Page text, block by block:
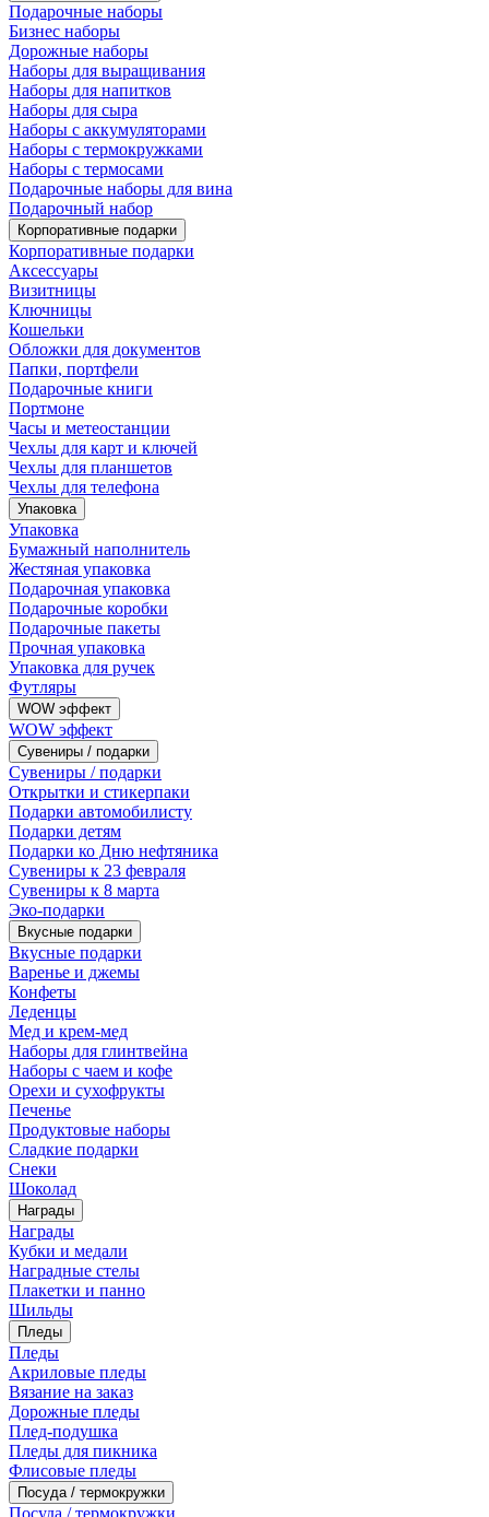
Подарочные наборы
Бизнес наборы
Дорожные наборы
Наборы для выращивания
Наборы для напитков
Наборы для сыра
Наборы с аккумуляторами
Наборы с термокружками
Наборы с термосами
Подарочные наборы для вина
Подарочный набор
Корпоративные подарки
Корпоративные подарки
Аксессуары
Визитницы
Ключницы
Кошельки
Обложки для документов
Папки, портфели
Подарочные книги
Портмоне
Часы и метеостанции
Чехлы для карт и ключей
Чехлы для планшетов
Чехлы для телефона
Упаковка
Упаковка
Бумажный наполнитель
Жестяная упаковка
Подарочная упаковка
Подарочные коробки
Подарочные пакеты
Прочная упаковка
Упаковка для ручек
Футляры
WOW эффект
WOW эффект
Сувениры / подарки
Сувениры / подарки
Открытки и стикерпаки
Подарки автомобилисту
Подарки детям
Подарки ко Дню нефтяника
Сувениры к 23 февраля
Сувениры к 8 марта
Эко-подарки
Вкусные подарки
Вкусные подарки
Варенье и джемы
Конфеты
Леденцы
Мед и крем-мед
Наборы для глинтвейна
Наборы с чаем и кофе
Орехи и сухофрукты
Печенье
Продуктовые наборы
Сладкие подарки
Снеки
Шоколад
Награды
Награды
Кубки и медали
Наградные стелы
Плакетки и панно
Шильды
Пледы
Пледы
Акриловые пледы
Вязание на заказ
Дорожные пледы
Плед-подушка
Пледы для пикника
Флисовые пледы
Посуда / термокружки
Посуда / термокружки